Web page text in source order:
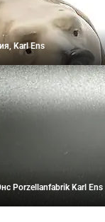
Karl Ens
Porzellanfabrik Karl Ens